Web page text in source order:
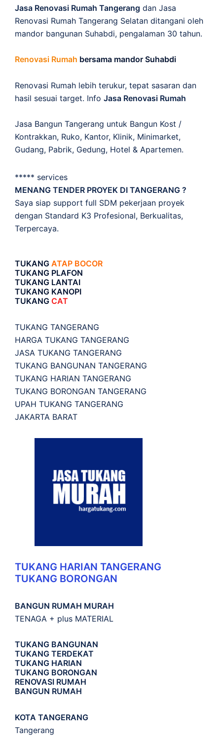
Jasa Renovasi Rumah Tangerang dan Jasa
Renovasi Rumah Tangerang Selatan ditangani oleh
mandor bangunan Suhabdi, pengalaman 30 tahun.
Renovasi Rumah bersama mandor Suhabdi
Renovasi Rumah lebih terukur, tepat sasaran dan
hasil sesuai target. Info Jasa Renovasi Rumah
Jasa Bangun Tangerang untuk Bangun Kost /
Kontrakkan, Ruko, Kantor, Klinik, Minimarket,
Gudang, Pabrik, Gedung, Hotel & Apartemen.
***** services
MENANG TENDER PROYEK DI TANGERANG ?
Saya siap support full SDM pekerjaan proyek
dengan Standard K3 Profesional, Berkualitas,
Terpercaya.
TUKANG ATAP BOCOR
TUKANG PLAFON
TUKANG LANTAI
TUKANG KANOPI
TUKANG CAT
TUKANG TANGERANG
HARGA TUKANG TANGERANG
JASA TUKANG TANGERANG
TUKANG BANGUNAN TANGERANG
TUKANG HARIAN TANGERANG
TUKANG BORONGAN TANGERANG
UPAH TUKANG TANGERANG
JAKARTA BARAT
TUKANG HARIAN TANGERANG
TUKANG BORONGAN
BANGUN RUMAH MURAH
TENAGA + plus MATERIAL
TUKANG BANGUNAN
TUKANG TERDEKAT
TUKANG HARIAN
TUKANG BORONGAN
RENOVASI RUMAH
BANGUN RUMAH
KOTA TANGERANG
Tangerang